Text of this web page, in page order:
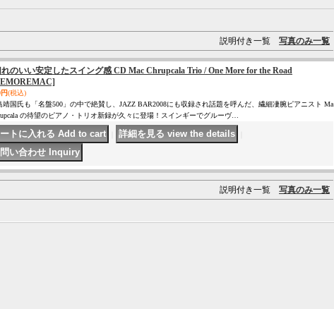
説明付き一覧 写真のみ一覧
のいい安定したスイング感 CD Mac Chrupcala Trio / One More for the Road
(税込)
靖国氏も「名盤500」の中で絶賛し、JAZZ BAR2008にも収録され話題を呼んだ、繊細凄腕ピアニスト Ma
の待望のピアノ・トリオ新録が久々に登場！スインギーでグルーヴ…
説明付き一覧 写真のみ一覧